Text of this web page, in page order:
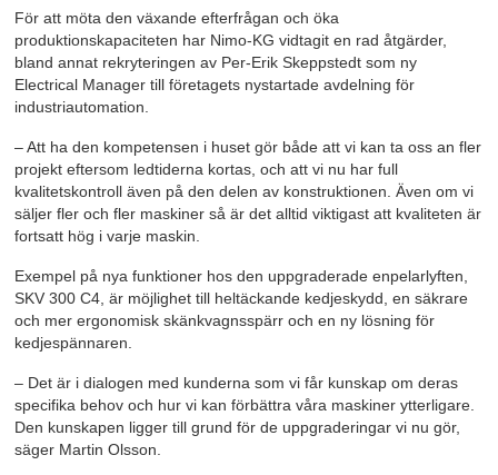
För att möta den växande efterfrågan och öka
produktionskapaciteten har Nimo-KG vidtagit en rad åtgärder,
bland annat rekryteringen av Per-Erik Skeppstedt som ny
Electrical Manager till företagets nystartade avdelning för
industriautomation.
– Att ha den kompetensen i huset gör både att vi kan ta oss an fler
projekt eftersom ledtiderna kortas, och att vi nu har full
kvalitetskontroll även på den delen av konstruktionen. Även om vi
säljer fler och fler maskiner så är det alltid viktigast att kvaliteten är
fortsatt hög i varje maskin.
Exempel på nya funktioner hos den uppgraderade enpelarlyften,
SKV 300 C4, är möjlighet till heltäckande kedjeskydd, en säkrare
och mer ergonomisk skänkvagnsspärr och en ny lösning för
kedjespännaren.
– Det är i dialogen med kunderna som vi får kunskap om deras
specifika behov och hur vi kan förbättra våra maskiner ytterligare.
Den kunskapen ligger till grund för de uppgraderingar vi nu gör,
säger Martin Olsson.